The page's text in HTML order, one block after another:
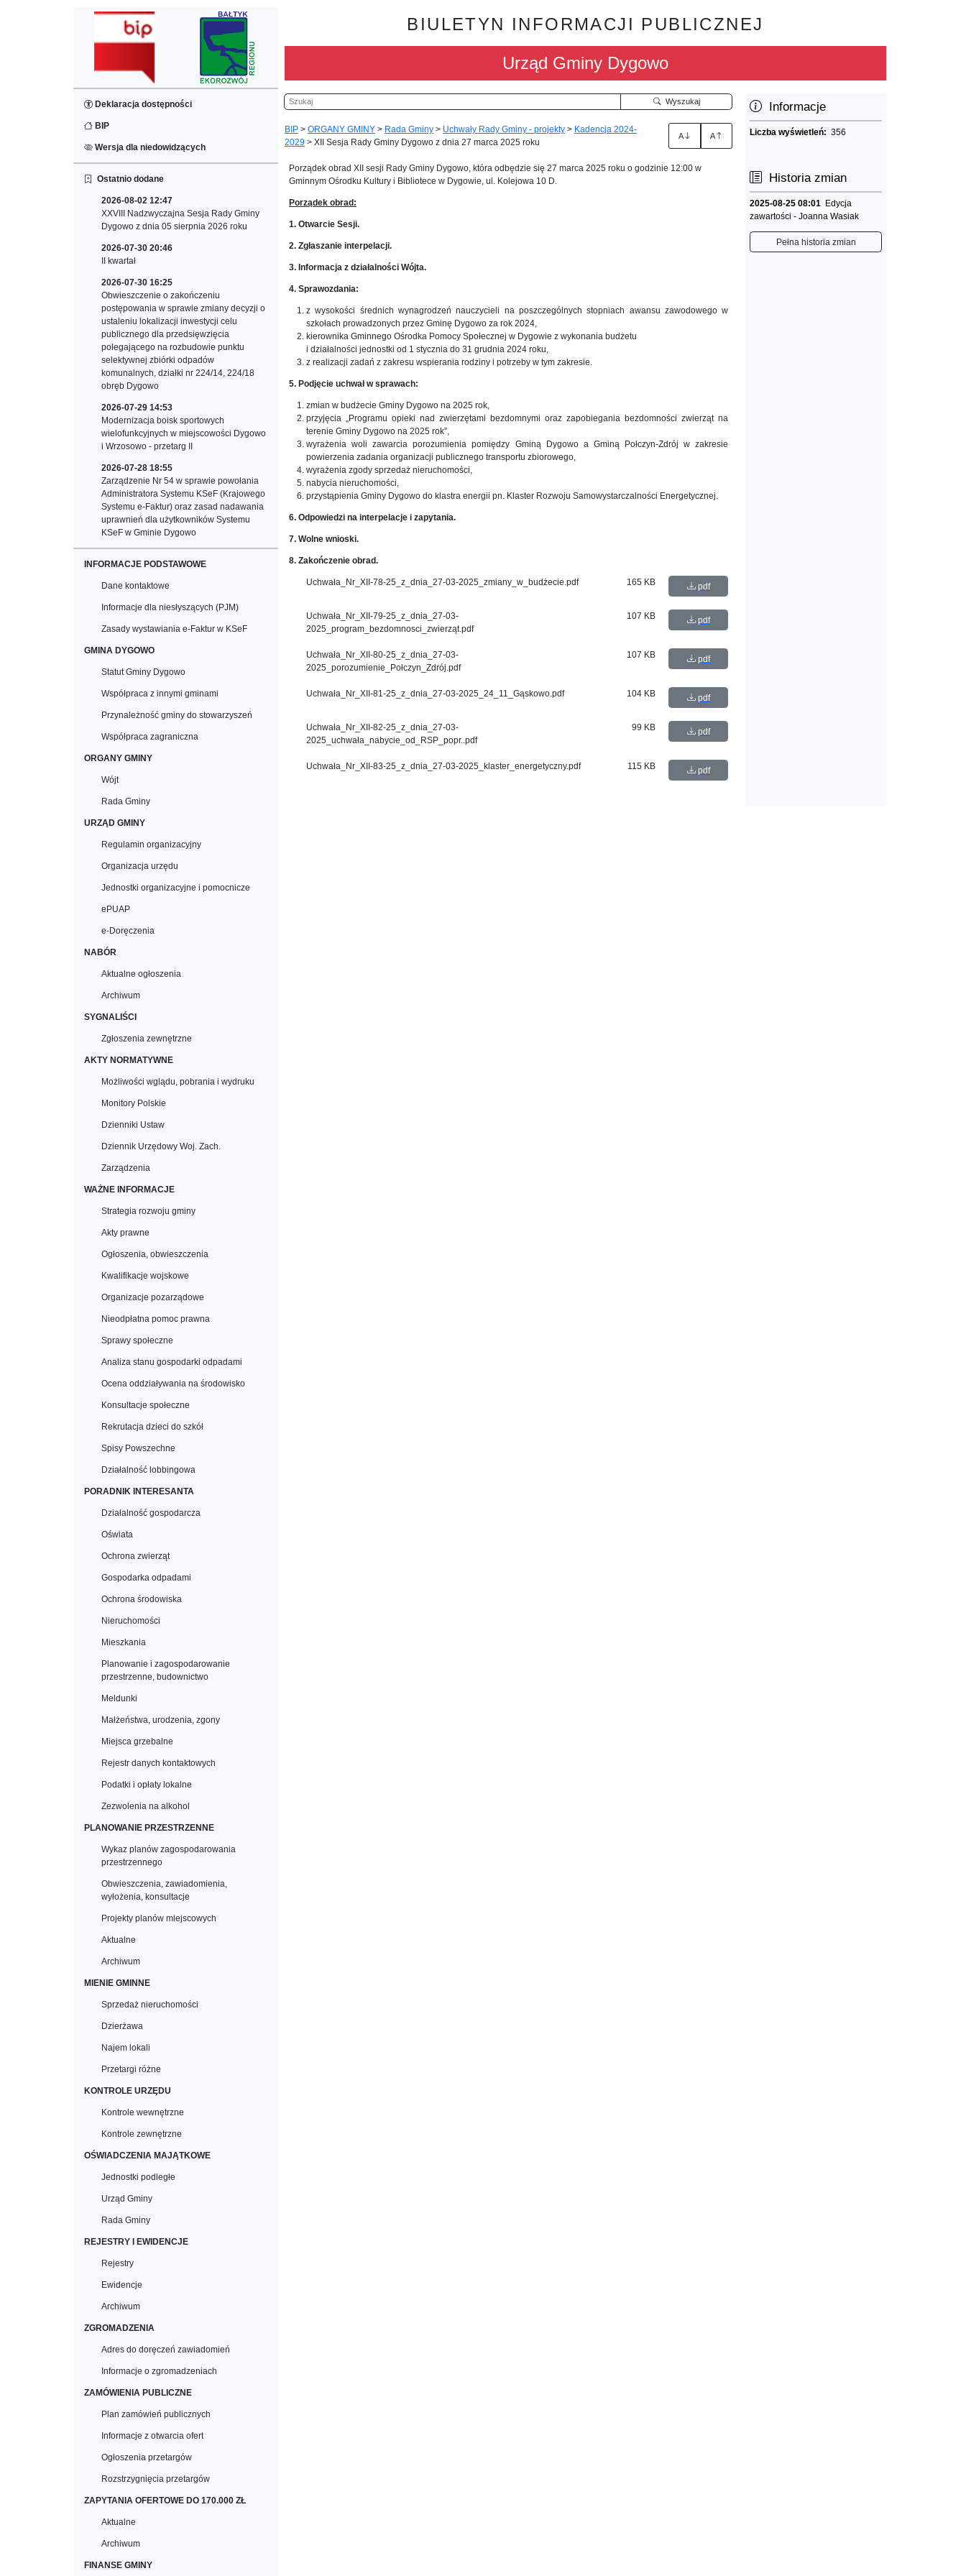
Deklaracja dostępności
BIP
Wersja dla niedowidzących
Ostatnio dodane
2026-08-02 12:47
XXVIII Nadzwyczajna Sesja Rady Gminy
Dygowo z dnia 05 sierpnia 2026 roku
2026-07-30 20:46
II kwartał
2026-07-30 16:25
Obwieszczenie o zakończeniu
postępowania w sprawie zmiany decyzji o
ustaleniu lokalizacji inwestycji celu
publicznego dla przedsięwzięcia
polegającego na rozbudowie punktu
selektywnej zbiórki odpadów
komunalnych, działki nr 224/14, 224/18
obręb Dygowo
2026-07-29 14:53
Modernizacja boisk sportowych
wielofunkcyjnych w miejscowości Dygowo
i Wrzosowo - przetarg II
2026-07-28 18:55
Zarządzenie Nr 54 w sprawie powołania
Administratora Systemu KSeF (Krajowego
Systemu e-Faktur) oraz zasad nadawania
uprawnień dla użytkowników Systemu
KSeF w Gminie Dygowo
INFORMACJE PODSTAWOWE
Dane kontaktowe
Informacje dla niesłyszących (PJM)
Zasady wystawiania e-Faktur w KSeF
GMINA DYGOWO
Statut Gminy Dygowo
Współpraca z innymi gminami
Przynależność gminy do stowarzyszeń
Współpraca zagraniczna
ORGANY GMINY
Wójt
Rada Gminy
URZĄD GMINY
Regulamin organizacyjny
Organizacja urzędu
Jednostki organizacyjne i pomocnicze
ePUAP
e-Doręczenia
NABÓR
Aktualne ogłoszenia
Archiwum
SYGNALIŚCI
Zgłoszenia zewnętrzne
AKTY NORMATYWNE
Możliwości wglądu, pobrania i wydruku
Monitory Polskie
Dzienniki Ustaw
Dziennik Urzędowy Woj. Zach.
Zarządzenia
WAŻNE INFORMACJE
Strategia rozwoju gminy
Akty prawne
Ogłoszenia, obwieszczenia
Kwalifikacje wojskowe
Organizacje pozarządowe
Nieodpłatna pomoc prawna
Sprawy społeczne
Analiza stanu gospodarki odpadami
Ocena oddziaływania na środowisko
Konsultacje społeczne
Rekrutacja dzieci do szkół
Spisy Powszechne
Działalność lobbingowa
PORADNIK INTERESANTA
Działalność gospodarcza
Oświata
Ochrona zwierząt
Gospodarka odpadami
Ochrona środowiska
Nieruchomości
Mieszkania
Planowanie i zagospodarowanie
przestrzenne, budownictwo
Meldunki
Małżeństwa, urodzenia, zgony
Miejsca grzebalne
Rejestr danych kontaktowych
Podatki i opłaty lokalne
Zezwolenia na alkohol
PLANOWANIE PRZESTRZENNE
Wykaz planów zagospodarowania
przestrzennego
Obwieszczenia, zawiadomienia,
wyłożenia, konsultacje
Projekty planów miejscowych
Aktualne
Archiwum
MIENIE GMINNE
Sprzedaż nieruchomości
Dzierżawa
Najem lokali
Przetargi różne
KONTROLE URZĘDU
Kontrole wewnętrzne
Kontrole zewnętrzne
OŚWIADCZENIA MAJĄTKOWE
Jednostki podległe
Urząd Gminy
Rada Gminy
REJESTRY I EWIDENCJE
Rejestry
Ewidencje
Archiwum
ZGROMADZENIA
Adres do doręczeń zawiadomień
Informacje o zgromadzeniach
ZAMÓWIENIA PUBLICZNE
Plan zamówień publicznych
Informacje z otwarcia ofert
Ogłoszenia przetargów
Rozstrzygnięcia przetargów
ZAPYTANIA OFERTOWE DO 170.000 ZŁ
Aktualne
Archiwum
FINANSE GMINY
BIULETYN INFORMACJI PUBLICZNEJ
Urząd Gminy Dygowo
Szukaj Wyszukaj
BIP > ORGANY GMINY > Rada Gminy > Uchwały Rady Gminy - projekty > Kadencja 2024-
2029 > XII Sesja Rady Gminy Dygowo z dnia 27 marca 2025 roku
A A
Porządek obrad XII sesji Rady Gminy Dygowo, która odbędzie się 27 marca 2025 roku o godzinie 12:00 w
Gminnym Ośrodku Kultury i Bibliotece w Dygowie, ul. Kolejowa 10 D.
Porządek obrad:
1. Otwarcie Sesji.
2. Zgłaszanie interpelacji.
3. Informacja z działalności Wójta.
4. Sprawozdania:
z wysokości średnich wynagrodzeń nauczycieli na poszczególnych stopniach awansu zawodowego w
szkołach prowadzonych przez Gminę Dygowo za rok 2024,
kierownika Gminnego Ośrodka Pomocy Społecznej w Dygowie z wykonania budżetu
i działalności jednostki od 1 stycznia do 31 grudnia 2024 roku,
z realizacji zadań z zakresu wspierania rodziny i potrzeby w tym zakresie.
5. Podjęcie uchwał w sprawach:
zmian w budżecie Gminy Dygowo na 2025 rok,
przyjęcia „Programu opieki nad zwierzętami bezdomnymi oraz zapobiegania bezdomności zwierząt na
terenie Gminy Dygowo na 2025 rok”,
wyrażenia woli zawarcia porozumienia pomiędzy Gminą Dygowo a Gminą Połczyn-Zdrój w zakresie
powierzenia zadania organizacji publicznego transportu zbiorowego,
wyrażenia zgody sprzedaż nieruchomości,
nabycia nieruchomości,
przystąpienia Gminy Dygowo do klastra energii pn. Klaster Rozwoju Samowystarczalności Energetycznej.
6. Odpowiedzi na interpelacje i zapytania.
7. Wolne wnioski.
8. Zakończenie obrad.
Uchwała_Nr_XII-78-25_z_dnia_27-03-2025_zmiany_w_budżecie.pdf 165 KB pdf
Uchwała_Nr_XII-79-25_z_dnia_27-03-
2025_program_bezdomnosci_zwierząt.pdf
107 KB pdf
Uchwała_Nr_XII-80-25_z_dnia_27-03-
2025_porozumienie_Połczyn_Zdrój.pdf
107 KB pdf
Uchwała_Nr_XII-81-25_z_dnia_27-03-2025_24_11_Gąskowo.pdf 104 KB pdf
Uchwała_Nr_XII-82-25_z_dnia_27-03-
2025_uchwała_nabycie_od_RSP_popr..pdf
99 KB pdf
Uchwała_Nr_XII-83-25_z_dnia_27-03-2025_klaster_energetyczny.pdf 115 KB pdf
Informacje
Liczba wyświetleń:356
Historia zmian
2025-08-25 08:01 Edycja
zawartości - Joanna Wasiak
Pełna historia zmian